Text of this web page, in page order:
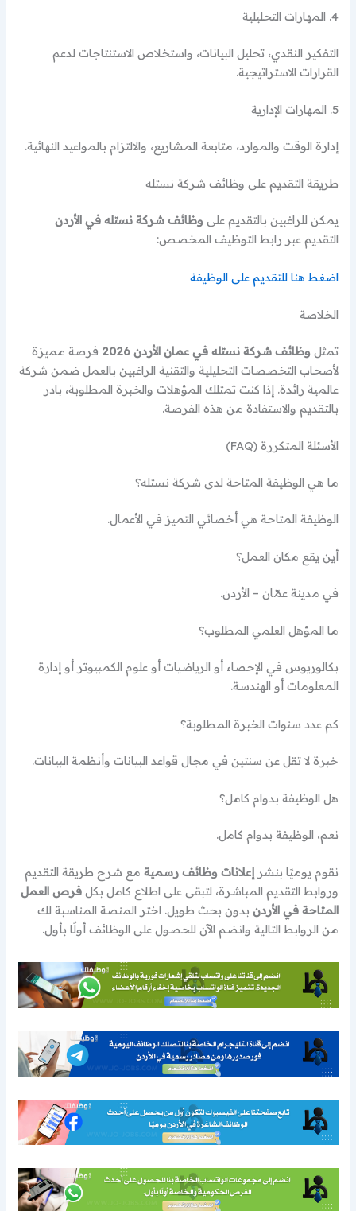
4. المهارات التحليلية
التفكير النقدي، تحليل البيانات، واستخلاص الاستنتاجات لدعم
القرارات الاستراتيجية.
5. المهارات الإدارية
إدارة الوقت والموارد، متابعة المشاريع، والالتزام بالمواعيد النهائية.
طريقة التقديم على وظائف شركة نستله
يمكن للراغبين بالتقديم علىوظائف شركة نستله في الأردن
التقديم عبر رابط التوظيف المخصص:
اضغط هنا للتقديم على الوظيفة
الخلاصة
تمثلوظائف شركة نستله في عمان الأردن 2026
فرصة مميزة
لأصحاب التخصصات التحليلية والتقنية الراغبين بالعمل ضمن شركة
عالمية رائدة. إذا كنت تمتلك المؤهلات والخبرة المطلوبة، بادر
بالتقديم والاستفادة من هذه الفرصة.
الأسئلة المتكررة (FAQ)
ما هي الوظيفة المتاحة لدى شركة نستله؟
الوظيفة المتاحة هي أخصائي التميز في الأعمال.
أين يقع مكان العمل؟
في مدينة عمّان – الأردن.
ما المؤهل العلمي المطلوب؟
بكالوريوس في الإحصاء أو الرياضيات أو علوم الكمبيوتر أو إدارة
المعلومات أو الهندسة.
كم عدد سنوات الخبرة المطلوبة؟
خبرة لا تقل عن سنتين في مجال قواعد البيانات وأنظمة البيانات.
هل الوظيفة بدوام كامل؟
نعم، الوظيفة بدوام كامل.
نقوم يوميًا بنشرإعلانات وظائف رسمية مع شرح طريقة التقديم
وروابط التقديم المباشرة، لتبقى على اطلاع كامل بكلفرص العمل
المتاحة في الأردن بدون بحث طويل. اختر المنصة المناسبة لك
من الروابط التالية وانضم الآن للحصول على الوظائف أولًا بأول.